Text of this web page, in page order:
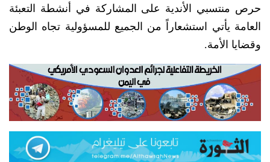
حرص منتسبي الأندية على المشاركة في أنشطة التعبئة
العامة يأتي استشعاراً من الجميع للمسؤولية تجاه الوطن
وقضايا الأمة.